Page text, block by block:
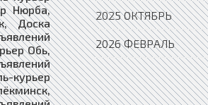
2025 ОКТЯБРЬ
2026 ФЕВРАЛЬ